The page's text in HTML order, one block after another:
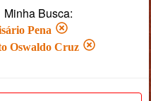
Minha Busca:
Pena
Oswaldo Cruz